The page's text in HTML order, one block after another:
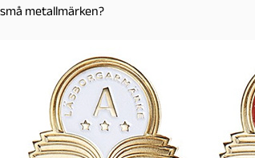
små metallmärken?